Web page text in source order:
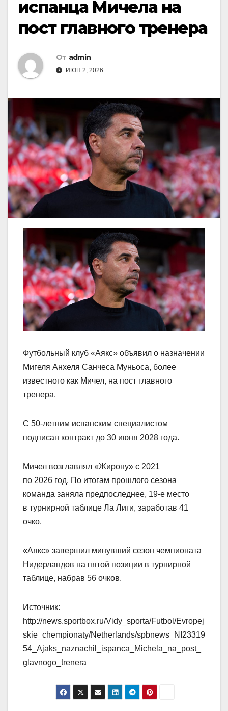
испанца Мичела на
пост главного тренера
От admin
ИЮН 2, 2026
Футбольный клуб «Аякс» объявил о назначении
Мигеля Анхеля Санчеса Муньоса, более
известного как Мичел, на пост главного
тренера.
С 50‑летним испанским специалистом
подписан контракт до 30 июня 2028 года.
Мичел возглавлял «Жирону» с 2021
по 2026 год. По итогам прошлого сезона
команда заняла предпоследнее, 19‑е место
в турнирной таблице Ла Лиги, заработав 41
очко.
«Аякс» завершил минувший сезон чемпионата
Нидерландов на пятой позиции в турнирной
таблице, набрав 56 очков.
Источник:
http://news.sportbox.ru/Vidy_sporta/Futbol/Evropej
skie_chempionaty/Netherlands/spbnews_NI23319
54_Ajaks_naznachil_ispanca_Michela_na_post_
glavnogo_trenera